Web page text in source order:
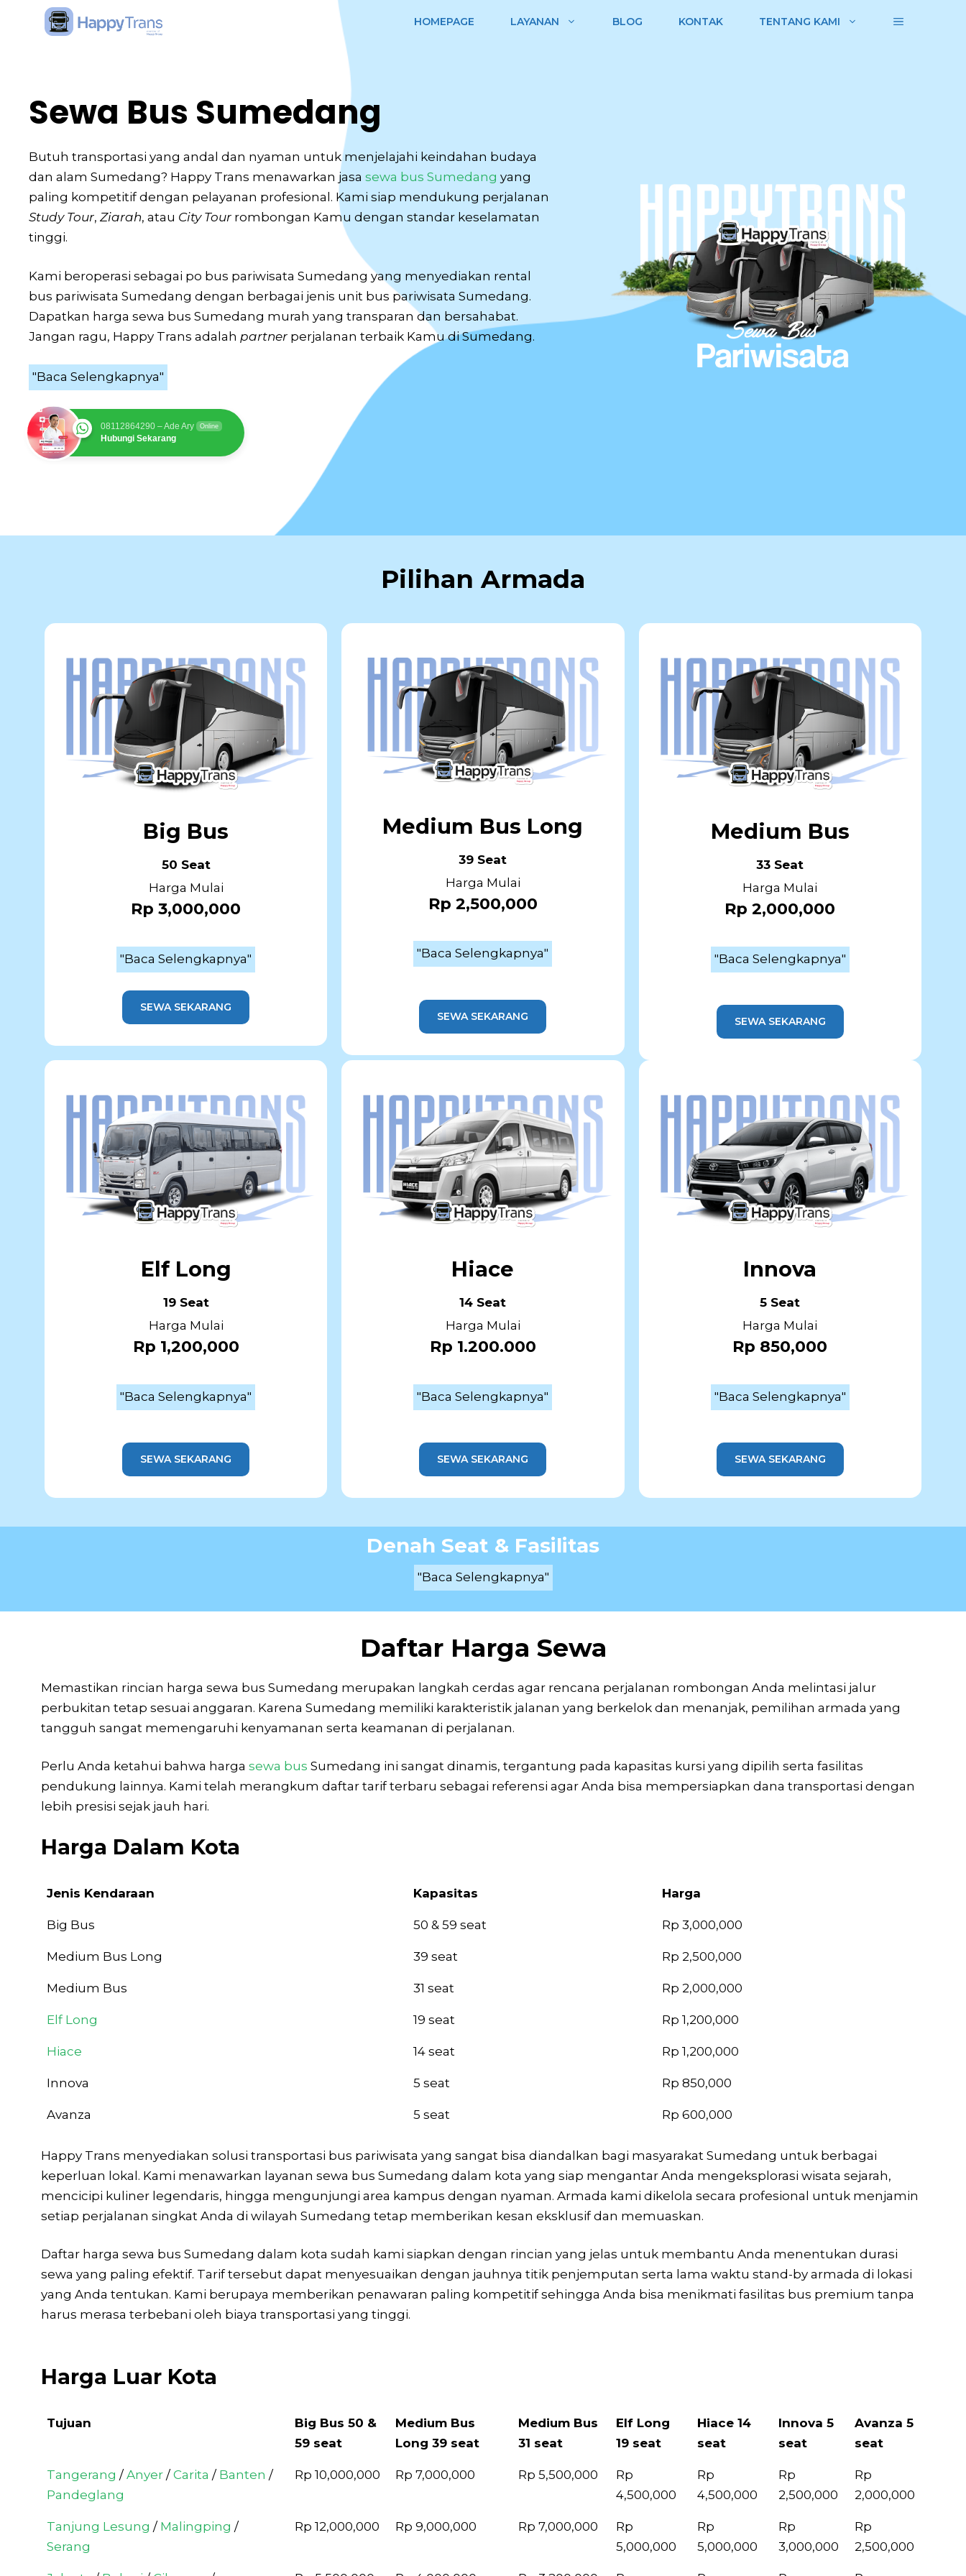
HOMEPAGE LAYANAN BLOG KONTAK TENTANG KAMI
Sewa Bus Sumedang
Butuh transportasi yang andal dan nyaman untuk menjelajahi keindahan budaya
dan alam Sumedang? Happy Trans menawarkan jasa sewa bus Sumedang yang
paling kompetitif dengan pelayanan profesional. Kami siap mendukung perjalanan
Study Tour, Ziarah, atau City Tour rombongan Kamu dengan standar keselamatan
tinggi.
Kami beroperasi sebagai po bus pariwisata Sumedang yang menyediakan rental
bus pariwisata Sumedang dengan berbagai jenis unit bus pariwisata Sumedang.
Dapatkan harga sewa bus Sumedang murah yang transparan dan bersahabat.
Jangan ragu, Happy Trans adalah partner perjalanan terbaik Kamu di Sumedang.
"Baca Selengkapnya"
08112864290 – Ade Ary Online
Hubungi Sekarang
Pilihan Armada
Big Bus
50 Seat
Harga Mulai
Rp 3,000,000
"Baca Selengkapnya"
SEWA SEKARANG
Medium Bus Long
39 Seat
Harga Mulai
Rp 2,500,000
"Baca Selengkapnya"
SEWA SEKARANG
Medium Bus
33 Seat
Harga Mulai
Rp 2,000,000
"Baca Selengkapnya"
SEWA SEKARANG
Elf Long
19 Seat
Harga Mulai
Rp 1,200,000
"Baca Selengkapnya"
SEWA SEKARANG
Hiace
14 Seat
Harga Mulai
Rp 1.200.000
"Baca Selengkapnya"
SEWA SEKARANG
Innova
5 Seat
Harga Mulai
Rp 850,000
"Baca Selengkapnya"
SEWA SEKARANG
Denah Seat & Fasilitas
"Baca Selengkapnya"
Daftar Harga Sewa
Memastikan rincian harga sewa bus Sumedang merupakan langkah cerdas agar rencana perjalanan rombongan Anda melintasi jalur
perbukitan tetap sesuai anggaran. Karena Sumedang memiliki karakteristik jalanan yang berkelok dan menanjak, pemilihan armada yang
tangguh sangat memengaruhi kenyamanan serta keamanan di perjalanan.
Perlu Anda ketahui bahwa harga sewa bus Sumedang ini sangat dinamis, tergantung pada kapasitas kursi yang dipilih serta fasilitas
pendukung lainnya. Kami telah merangkum daftar tarif terbaru sebagai referensi agar Anda bisa mempersiapkan dana transportasi dengan
lebih presisi sejak jauh hari.
Harga Dalam Kota
Jenis Kendaraan Kapasitas
Harga
Jenis Kendaraan
Kapasitas Harga
Big Bus 50 & 59 seat Rp 3,000,000
Medium Bus Long 39 seat Rp 2,500,000
Medium Bus 31 seat Rp 2,000,000
Elf Long 19 seat Rp 1,200,000
Hiace 14 seat Rp 1,200,000
Innova 5 seat Rp 850,000
Avanza 5 seat Rp 600,000
Happy Trans menyediakan solusi transportasi bus pariwisata yang sangat bisa diandalkan bagi masyarakat Sumedang untuk berbagai
keperluan lokal. Kami menawarkan layanan sewa bus Sumedang dalam kota yang siap mengantar Anda mengeksplorasi wisata sejarah,
mencicipi kuliner legendaris, hingga mengunjungi area kampus dengan nyaman. Armada kami dikelola secara profesional untuk menjamin
setiap perjalanan singkat Anda di wilayah Sumedang tetap memberikan kesan eksklusif dan memuaskan.
Daftar harga sewa bus Sumedang dalam kota sudah kami siapkan dengan rincian yang jelas untuk membantu Anda menentukan durasi
sewa yang paling efektif. Tarif tersebut dapat menyesuaikan dengan jauhnya titik penjemputan serta lama waktu stand-by armada di lokasi
yang Anda tentukan. Kami berupaya memberikan penawaran paling kompetitif sehingga Anda bisa menikmati fasilitas bus premium tanpa
harus merasa terbebani oleh biaya transportasi yang tinggi.
Harga Luar Kota
Tujuan
Big Bus 50 &
59 seat
Medium Bus
Long 39 seat
Medium Bus
31 seat
Elf Long
19 seat
Hiace 14
seat
Innova 5
seat
Avanza 5
seat
Tujuan
Big Bus 50 &
Medium Bus
Medium Bus
Elf Long
19 seat
Hiace 14
seat
Innova 5
seat
Avanza 5
seat
Tangerang /Anyer /Carita / Banten /
Pandeglang
Rp 10,000,000 Rp 7,000,000 Rp 5,500,000
Rp
4,500,000
Rp
4,500,000
Rp
2,500,000
Rp
2,000,000
Tanjung Lesung / Malingping /
Serang
Rp 12,000,000 Rp 9,000,000 Rp 7,000,000
Rp
5,000,000
Rp
5,000,000
Rp
3,000,000
Rp
2,500,000